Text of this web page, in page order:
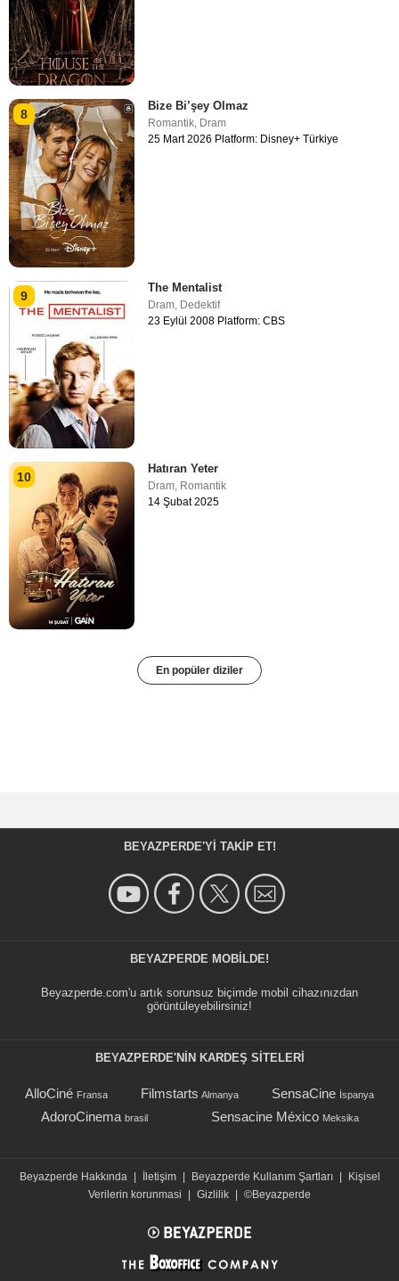
8
Bize Bi’şey Olmaz
Romantik, Dram
25 Mart 2026 Platform: Disney+ Türkiye
9
The Mentalist
Dram Dedektif
23 Eylül 2008 Platform: CBS
10
Hatıran Yeter
Dram, Romantik
14 Şubat 2025
En popüler diziler
BEYAZPERDE'YI TAKIP ET!
BEYAZPERDE MOBILDE!
Beyazperde.com'u artık sorunsuz biçimde mobil cihazınızdan
görüntüleyebilirsiniz!
BEYAZPERDE'NIN KARDEŞ SİTELERİ
AlloCiné Fransa Filmstarts Almanya SensaCine İspanya
AdoroCinema brasil Sensacine México Meksika
Beyazperde Hakkında İletişim Beyazperde Kullanım Şartları
Kişisel
Verilerin korunmasi
Gizlilik ©Beyazperde